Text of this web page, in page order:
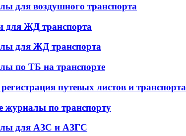
для воздушного транспорта
для ЖД транспорта
для ЖД транспорта
по ТБ на транспорте
путевых листов и транспорта
журналы по транспорту
для АЗС и АЗГС